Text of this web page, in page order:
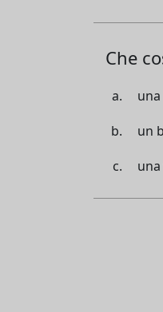
Che
un